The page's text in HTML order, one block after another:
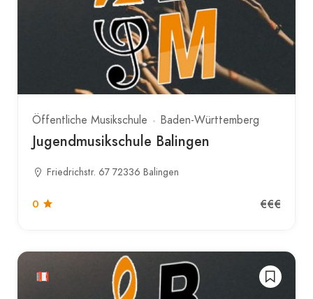
Öffentliche Musikschule Baden-Württemberg
Jugendmusikschule Balingen
Friedrichstr. 67 72336 Balingen
0 €€€